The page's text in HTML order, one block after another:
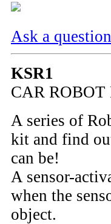
Ask a
KSR1
CAR
A series of
kit and find
can be!
A sensor-
when the
object.